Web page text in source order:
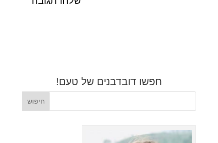
חפשו דובדבנים של טעם!